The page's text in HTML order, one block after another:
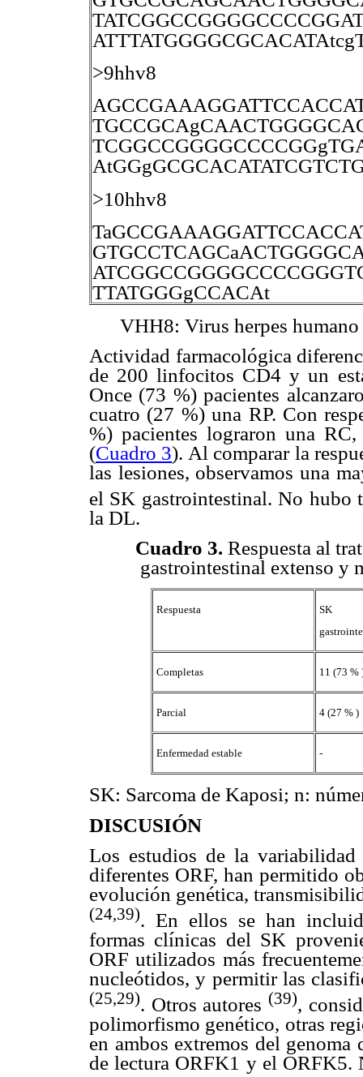
>9hhv8
>10hhv8
TTATGGGgCCACAt
VHH8: Virus herpes
Actividad farmacológica
de 200 linfocitos CD4 y un
Once (73 %) pacientes
cuatro (27 %) una RP. Con
%) pacientes lograron una
(Cuadro 3). Al comparar la
las lesiones, observamos una
el SK gastrointestinal. No
la DL.
Cuadro 3. Respuesta al
gastrointestinal extenso y
Respuesta
SK
Completas 11 (73 %
Parcial 4 (27 % )
Enfermedad estable -
SK: Sarcoma de Kaposi; n:
DISCUSIÓN
Los estudios de la
diferentes ORF, han permitido
evolución genética,
(24,39). En ellos se han
formas clínicas del SK
ORF utilizados más
nucleótidos, y permitir las
(25,29). Otros autores (39),
polimorfismo genético, otras
en ambos extremos del
de lectura ORFK1 y el ORFK5.